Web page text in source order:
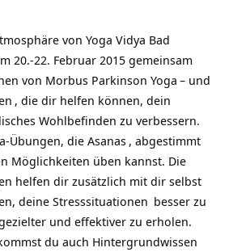
von Yoga Vidya Bad
20.-22. Februar 2015 gemeinsam
von Morbus Parkinson Yoga – und
, die dir helfen können, dein
Wohlbefinden zu verbessern.
Übungen, die Asanas , abgestimmt
Möglichkeiten üben kannst. Die
helfen dir zusätzlich mit dir selbst
deine Stresssituationen besser zu
und effektiver zu erholen.
du auch Hintergrundwissen